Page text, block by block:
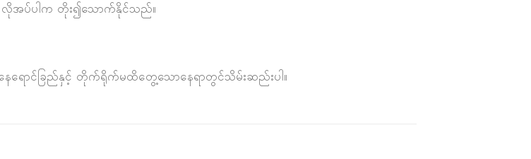
လိုအပ်ပါက တိုး၍သောက်နိုင်သည်။
ေရောင်ခြည်နှင့် တိုက်ရိုက်မထိတွေ့သောနေရာတွင်သိမ်းဆည်းပါ။